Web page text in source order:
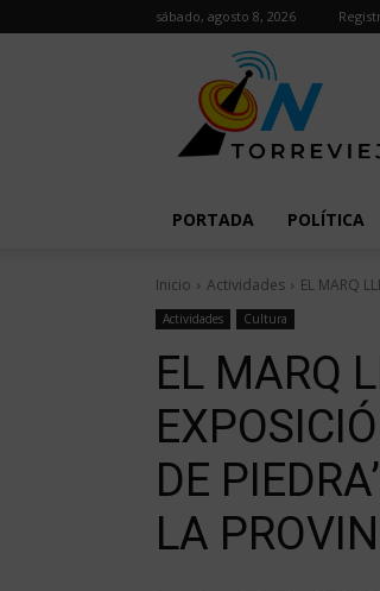
sábado, agosto 8, 2026
PORTADA POLÍTICA
Inicio Actividades EL MARQ
Actividades Cultura
EL MARQ
DE
LA